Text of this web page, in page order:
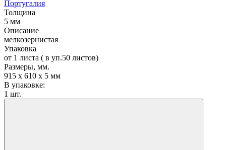
Португалия
Толщина
5 мм
Описание
мелкозернистая
Упаковка
от 1 листа ( в уп.50 листов)
Размеры, мм.
915 х 610 х 5 мм
В упаковке:
1 шт.